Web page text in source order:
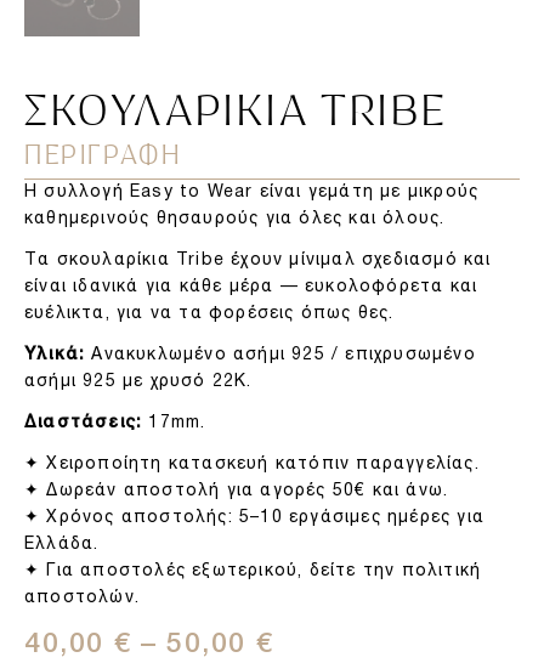
ΣΚΟΥΛΑΡΊΚΙΑ TRIBE
ΠΕΡΙΓΡΑΦΗ
Η συλλογή Easy to Wear είναι γεμάτη με μικρούς
καθημερινούς θησαυρούς για όλες και όλους.
Τα σκουλαρίκια Tribe έχουν μίνιμαλ σχεδιασμό και
είναι ιδανικά για κάθε μέρα — ευκολοφόρετα και
ευέλικτα, για να τα φορέσεις όπως θες.
Υλικά: Ανακυκλωμένο ασήμι 925 / επιχρυσωμένο
ασήμι 925 με χρυσό 22Κ.
Διαστάσεις: 17mm.
✦ Χειροποίητη κατασκευή κατόπιν παραγγελίας.
✦ Δωρεάν αποστολή για αγορές 50€ και άνω.
✦ Χρόνος αποστολής: 5–10 εργάσιμες ημέρες για
Ελλάδα.
✦ Για αποστολές εξωτερικού, δείτε την πολιτική
αποστολών.
40,00 € – 50,00 €